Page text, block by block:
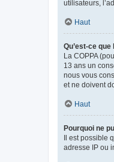
utilisateurs,
Haut
Qu’est-ce que
La COPPA
13 ans un
nous vous
et ne doivent
Haut
Pourquoi ne
Il est possible
adresse IP ou